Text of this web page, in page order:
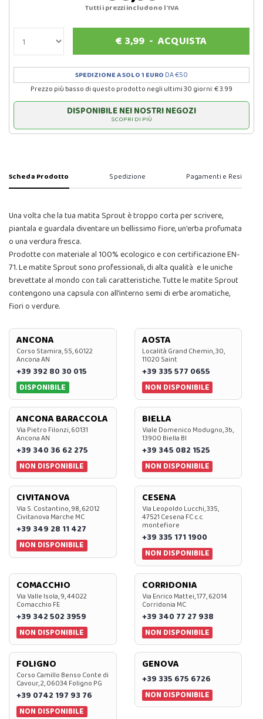
Tutti i prezzi includono l'IVA
€ 3,99 -ACQUISTA
SPEDIZIONE A SOLO 1 EURO DA €50
Prezzo più basso di questo prodotto negli ultimi 30 giorni: € 3.99
DISPONIBILE NEI NOSTRI NEGOZI
SCOPRI DI PIÙ
Scheda Prodotto Spedizione Pagamenti e Resi
Una volta che la tua matita Sprout è troppo corta per scrivere,
piantala e guardala diventare un bellissimo fiore, un'erba profumata
o una verdura fresca.
Prodotte con materiale al 100% ecologico e con certificazione EN-
71. Le matite Sprout sono professionali, di alta qualità e le uniche
brevettate al mondo con tali caratteristiche. Tutte le matite Sprout
contengono una capsula con all'interno semi di erbe aromatiche,
fiori o verdure.
ANCONA
Corso Stamira, 55, 60122
Ancona AN
+39 392 80 30 015
DISPONIBILE
AOSTA
Località Grand Chemin, 30,
11020 Saint
+39 335 577 0655
NON DISPONIBILE
ANCONA BARACCOLA
Via Pietro Filonzi, 60131
Ancona AN
+39 340 36 62 275
NON DISPONIBILE
BIELLA
Viale Domenico Modugno, 3b,
13900 Biella BI
+39 345 082 1525
NON DISPONIBILE
CIVITANOVA
Via S. Costantino, 98, 62012
Civitanova Marche MC
+39 349 28 11 427
NON DISPONIBILE
CESENA
Via Leopoldo Lucchi, 335,
47521 Cesena FC c.c.
montefiore
+39 335 171 1900
NON DISPONIBILE
COMACCHIO
Via Valle Isola, 9, 44022
Comacchio FE
+39 342 502 3959
NON DISPONIBILE
CORRIDONIA
Via Enrico Mattei, 177, 62014
Corridonia MC
+39 340 77 27 938
NON DISPONIBILE
FOLIGNO
Corso Camillo Benso Conte di
Cavour, 2, 06034 Foligno PG
+39 0742 197 93 76
NON DISPONIBILE
GENOVA
+39 335 675 6726
NON DISPONIBILE